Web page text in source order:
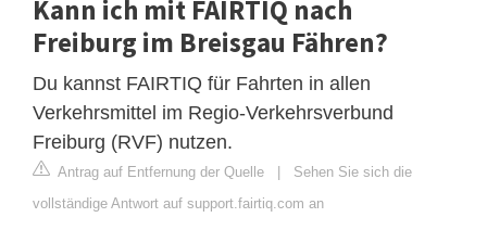
Kann ich mit FAIRTIQ nach
Freiburg im Breisgau Fähren?
Du kannst FAIRTIQ für Fahrten in allen
Verkehrsmittel im Regio-Verkehrsverbund
Freiburg (RVF) nutzen.
Antrag auf Entfernung der Quelle | Sehen Sie sich die
vollständige Antwort auf support.fairtiq.com an